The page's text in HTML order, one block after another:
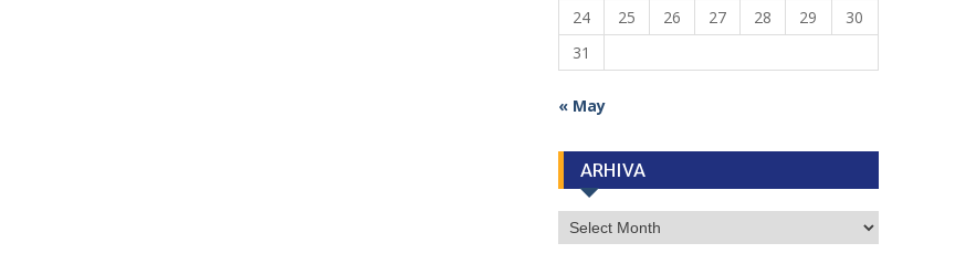
24
25 26 27 28 29
30
31
« May
ARHIVA
ARHIVA